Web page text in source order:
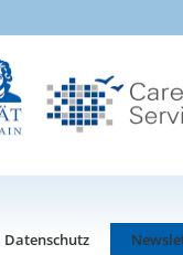
Datenschutz